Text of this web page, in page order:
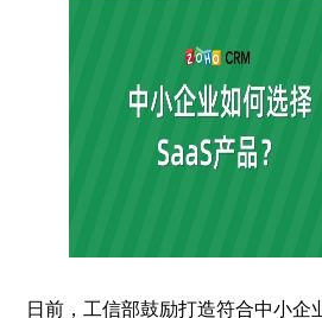
日前，工信部鼓励打造符合中小企